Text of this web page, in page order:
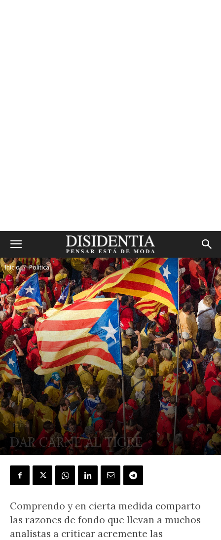
Inicio Política
Política
DAR CARNE AL TIGRE
POR RAFAEL NÚÑEZ FLORENCIO - 2 junio, 2021
Comprendo y en cierta medida comparto
las razones de fondo que llevan a muchos
analistas a criticar acremente las